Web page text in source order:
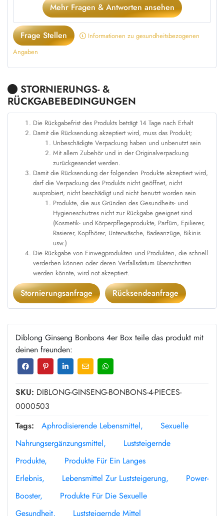
Mehr Fragen & Antworten ansehen
Frage Stellen
Informationen zu gesundheitsbezogenen
Angaben
STORNIERUNGS- &
RÜCKGABEBEDINGUNGEN
Die Rückgabefrist des Produkts beträgt 14 Tage nach Erhalt
Damit die Rücksendung akzeptiert wird, muss das Produkt;
Unbeschädigte Verpackung haben und unbenutzt sein
Mit allem Zubehör und in der Originalverpackung
zurückgesendet werden.
Damit die Rücksendung der folgenden Produkte akzeptiert wird,
darf die Verpackung des Produkts nicht geöffnet, nicht
ausprobiert, nicht beschädigt und nicht benutzt worden sein
Produkte, die aus Gründen des Gesundheits- und
Hygieneschutzes nicht zur Rückgabe geeignet sind
(Kosmetik- und Körperpflegeprodukte, Parfüm, Epilierer,
Rasierer, Kopfhörer, Unterwäsche, Badeanzüge, Bikinis
usw.)
Die Rückgabe von Einwegprodukten und Produkten, die schnell
verderben können oder deren Verfallsdatum überschritten
werden könnte, wird not akzeptiert.
Stornierungsanfrage Rücksendeanfrage
Diblong Ginseng Bonbons 4er Box teile das produkt mit
deinen freunden:
SKU: DIBLONG-GINSENG-BONBONS-4-PIECES-
0000503
Tags:
Aphrodisierende Lebensmittel
Sexuelle
Nahrungsergänzungsmittel
Luststeigernde
Produkte
Produkte Für Ein Langes
Erlebnis
Lebensmittel Zur Luststeigerung
Power-
Booster
Produkte Für Die Sexuelle
Gesundheit
Luststeigernde Mittel